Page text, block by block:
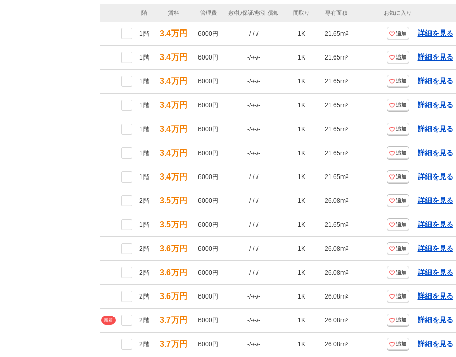
階 賃料 管理費 敷/礼/保証/敷引,償却 間取り 専有面積 お気に入り
1階 3.4万円 6000円 -/-/-/- 1K 21.65m2 追加 詳細を見る
1階 3.4万円 6000円 -/-/-/- 1K 21.65m2 追加 詳細を見る
1階 3.4万円 6000円 -/-/-/- 1K 21.65m2 追加 詳細を見る
1階 3.4万円 6000円 -/-/-/- 1K 21.65m2 追加 詳細を見る
1階 3.4万円 6000円 -/-/-/- 1K 21.65m2 追加 詳細を見る
1階 3.4万円 6000円 -/-/-/- 1K 21.65m2 追加 詳細を見る
1階 3.4万円 6000円 -/-/-/- 1K 21.65m2 追加 詳細を見る
2階 3.5万円 6000円 -/-/-/- 1K 26.08m2 追加 詳細を見る
1階 3.5万円 6000円 -/-/-/- 1K 21.65m2 追加 詳細を見る
2階 3.6万円 6000円 -/-/-/- 1K 26.08m2 追加 詳細を見る
2階 3.6万円 6000円 -/-/-/- 1K 26.08m2 追加 詳細を見る
2階 3.6万円 6000円 -/-/-/- 1K 26.08m2 追加 詳細を見る
新着 2階 3.7万円 6000円 -/-/-/- 1K 26.08m2 追加 詳細を見る
2階 3.7万円 6000円 -/-/-/- 1K 26.08m2 追加 詳細を見る